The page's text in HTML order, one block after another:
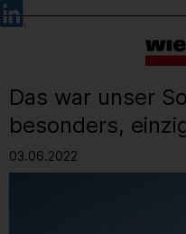
Barrierefreie
Bedienung
Sprachauswahl
Das war unser
besonders,
03.06.2022